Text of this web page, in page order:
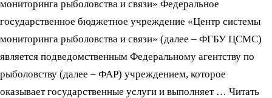
мониторинга рыболовства и связи» Федеральное
государственное бюджетное учреждение «Центр системы
мониторинга рыболовства и связи» (далее – ФГБУ ЦСМС)
является подведомственным Федеральному агентству по
рыболовству (далее – ФАР) учреждением, которое
оказывает государственные услуги и выполняет … Читать